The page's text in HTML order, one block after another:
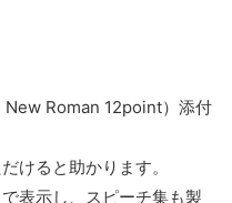
Roman 12point）添付
けると助かります。
表示し、スピーチ集も製